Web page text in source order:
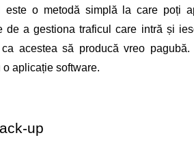
este o metodă simplă la care poți
de a gestiona traficul care intră și
acestea să producă vreo
aplicație software.
up